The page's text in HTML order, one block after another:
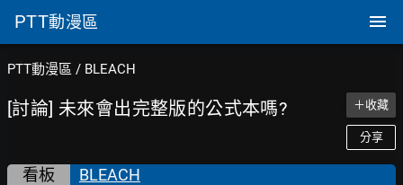
PTT動漫區
PTT動漫區 / BLEACH
[討論] 未來會出完整版的公式本嗎? ＋收藏
分享
看板
BLEACH